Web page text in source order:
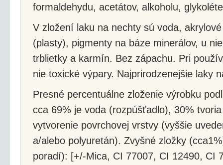
formaldehydu, acetátov, alkoholu,
V zložení laku na nechty sú voda,
(plasty), pigmenty na báze minerálov, u
trblietky a karmín. Bez zápachu. Pri
nie toxické výpary. Najprirodzenejšie laky
Presné percentuálne zloženie výrobku
cca 69% je voda (rozpúšťadlo), 30%
vytvorenie povrchovej vrstvy (vyššie
a/alebo polyuretán). Zvyšné zložky
poradí): [+/-Mica, CI 77007, CI 12490, CI